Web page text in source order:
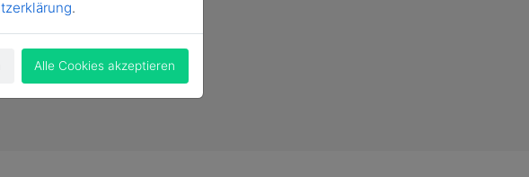
.
Alle Cookies akzeptieren